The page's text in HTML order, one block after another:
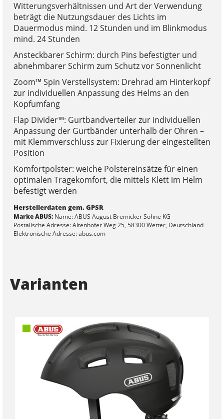
Witterungsverhältnissen und Art der Verwendung
beträgt die Nutzungsdauer des Lichts im
Dauermodus mind. 12 Stunden und im Blinkmodus
mind. 24 Stunden
Ansteckbarer Schirm: durch Pins befestigter und
abnehmbarer Schirm zum Schutz vor Sonnenlicht
Zoom™ Spin Verstellsystem: Drehrad am Hinterkopf
zur individuellen Anpassung des Helms an den
Kopfumfang
Flap Divider™: Gurtbandverteiler zur individuellen
Anpassung der Gurtbänder unterhalb der Ohren –
mit Klemmverschluss zur Fixierung der eingestellten
Position
Komfortpolster: weiche Polstereinsätze für einen
optimalen Tragekomfort, die mittels Klett im Helm
befestigt werden
Herstellerdaten gem. GPSR
Marke ABUS:Name: ABUS August Bremicker Söhne KG
Postalische Adresse: Altenhofer Weg 25, 58300 Wetter, Deutschland
Elektronische Adresse: abus.com
Varianten